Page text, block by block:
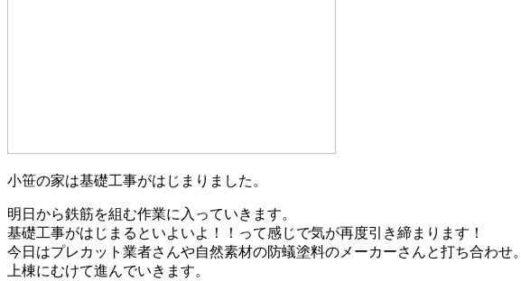
小笹の家は基礎工事がはじまりました。
明日から鉄筋を組む作業に入っていきます。
基礎工事がはじまるといよいよ！！って感じで気が再度引き締まります！
今日はプレカット業者さんや自然素材の防蟻塗料のメーカーさんと打ち合わせ。
上棟にむけて進んでいきます。